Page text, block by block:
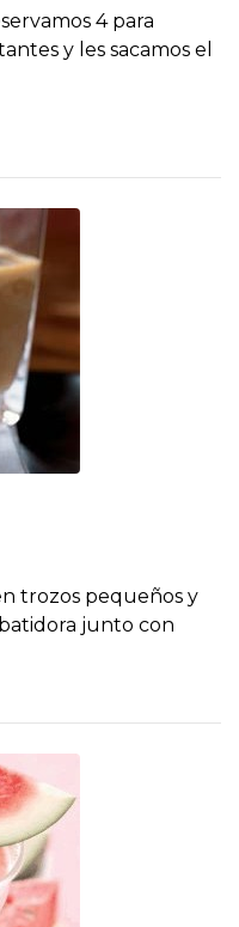
4 para
y les sacamos el
trozos pequeños y
junto con